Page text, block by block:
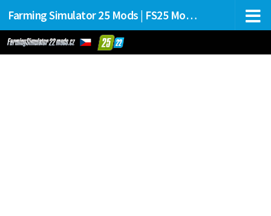
Farming Simulator 25 Mods | FS25 Mods Stahování